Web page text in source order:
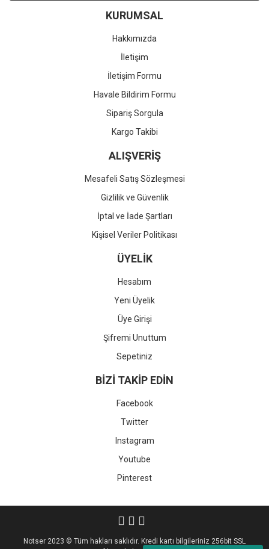
KURUMSAL
Hakkımızda
İletişim
İletişim Formu
Havale Bildirim Formu
Sipariş Sorgula
Kargo Takibi
ALIŞVERİŞ
Mesafeli Satış Sözleşmesi
Gizlilik ve Güvenlik
İptal ve İade Şartları
Kişisel Veriler Politikası
ÜYELİK
Hesabım
Yeni Üyelik
Üye Girişi
Şifremi Unuttum
Sepetiniz
BİZİ TAKİP EDİN
Facebook
Twitter
Instagram
Youtube
Pinterest
Notser 2023 © Tüm hakları saklıdır. Kredi kartı bilgileriniz 256bit SSL